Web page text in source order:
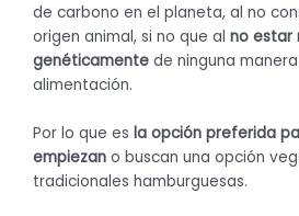
de carbono en el planeta, al no
origen animal, si no que al no estar
genéticamente de ninguna
alimentación.
Por lo que es la opción preferida
empiezan o buscan una opción
tradicionales hamburguesas.